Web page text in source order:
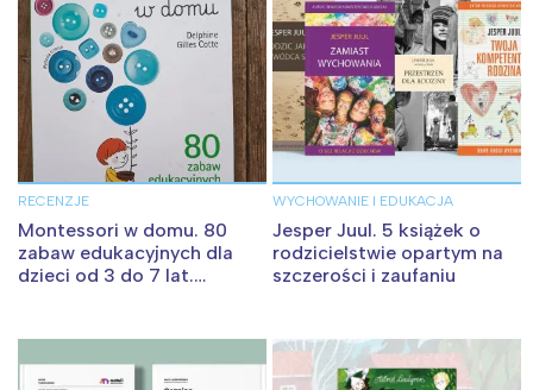
RECENZJE
Montessori w domu. 80
zabaw edukacyjnych dla
dzieci od 3 do 7 lat.
WYCHOWANIE I EDUKACJA
Jesper Juul. 5 książek o
rodzicielstwie opartym na
szczerości i zaufaniu